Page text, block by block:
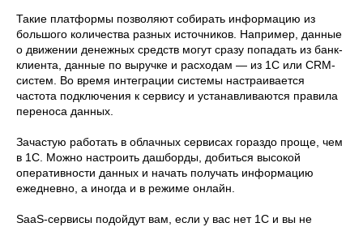
Такие платформы позволяют собирать информацию из
большого количества разных источников. Например, данные
о движении денежных средств могут сразу попадать из банк-
клиента, данные по выручке и расходам — из 1С или СRМ-
систем. Во время интеграции системы настраивается
частота подключения к сервису и устанавливаются правила
переноса данных.
Зачастую работать в облачных сервисах гораздо проще, чем
в 1С. Можно настроить дашборды, добиться высокой
оперативности данных и начать получать информацию
ежедневно, а иногда и в режиме онлайн.
SaaS-сервисы подойдут вам, если у вас нет 1С и вы не